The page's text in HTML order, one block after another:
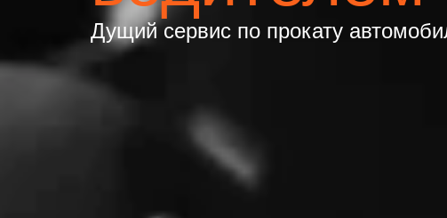
Дущий сервис по прокату